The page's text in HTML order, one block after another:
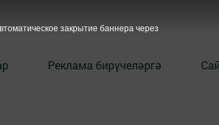
Реклама бирүчеләргә
закрытие баннера через